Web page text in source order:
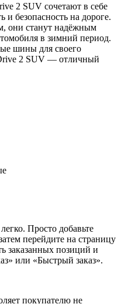
2 SUV сочетают в себе
и безопасность на дороге.
они станут надёжным
в зимний период.
шины для своего
2 SUV — отличный
Просто добавьте
перейдите на страницу
заказанных позиций и
или «Быстрый заказ».
покупателю не